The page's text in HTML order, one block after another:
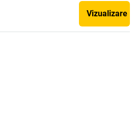
Vizualizare